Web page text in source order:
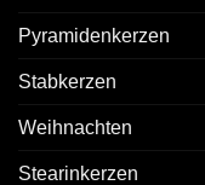
Pyramidenkerzen
Stabkerzen
Weihnachten
Stearinkerzen